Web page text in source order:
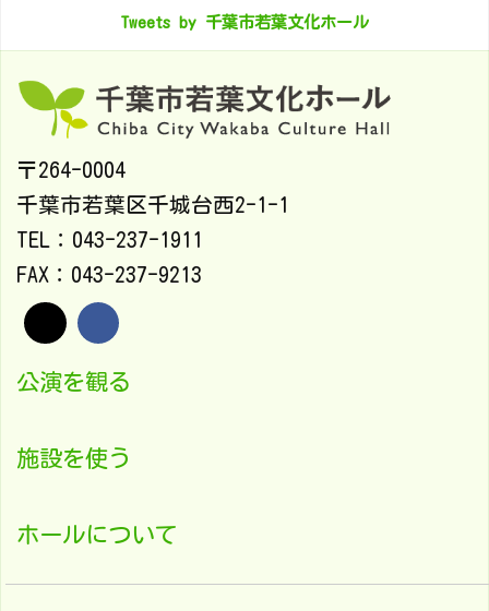
Tweets by 千葉市若葉文化ホール
〒264-0004
千葉市若葉区千城台西2-1-1
TEL：043-237-1911
FAX：043-237-9213
公演を観る
施設を使う
ホールについて